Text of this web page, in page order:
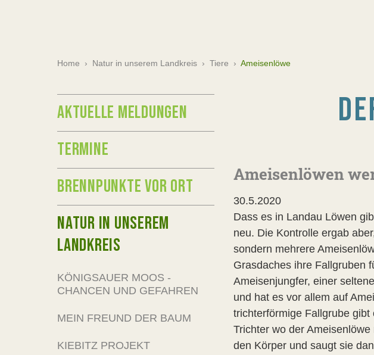
Home › Natur in unserem Landkreis › Tiere › Ameisenlöwe
Ameisenlöwen
30.5.2020
Dass es in Landau Löwen
neu. Die Kontrolle ergab
sondern mehrere
Grasdaches ihre Fallgruben
Ameisenjungfer, einer
und hat es vor allem auf
trichterförmige Fallgrube
Trichter wo der
den Körper und saugt sie
AKTUELLE MELDUNGEN
TERMINE
BRENNPUNKTE VOR ORT
NATUR IN UNSEREM
LANDKREIS
KÖNIGSAUER MOOS -
CHANCEN UND GEFAHREN
MEIN FREUND DER BAUM
KIEBITZ PROJEKT